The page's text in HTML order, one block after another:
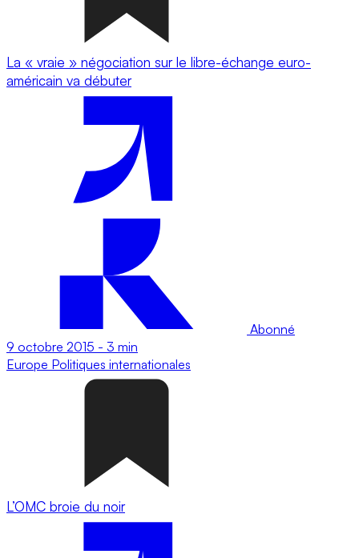
La « vraie » négociation sur le libre-échange euro-
américain va débuter
Abonné
9 octobre 2015 - 3 min
Europe Politiques internationales
L’OMC broie du noir